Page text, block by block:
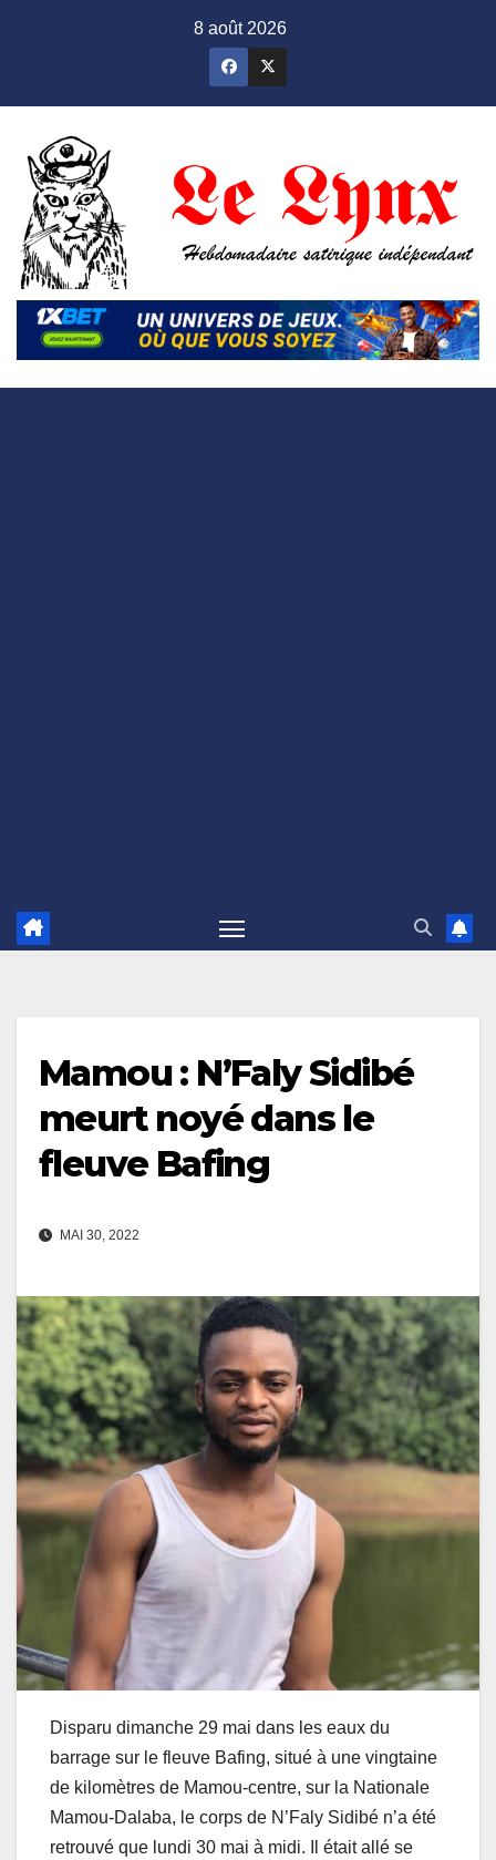
8 août 2026
Mamou : N’Faly Sidibé
meurt noyé dans le
fleuve Bafing
MAI 30, 2022
Disparu dimanche 29 mai dans les eaux du
barrage sur le fleuve Bafing, situé à une vingtaine
de kilomètres de Mamou-centre, sur la Nationale
Mamou-Dalaba, le corps de N’Faly Sidibé n’a été
retrouvé que lundi 30 mai à midi. Il était allé se